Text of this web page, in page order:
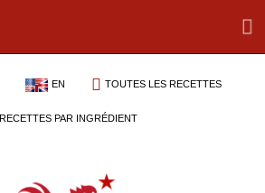
EN TOUTES LES RECETTES
RECETTES PAR INGRÉDIENT